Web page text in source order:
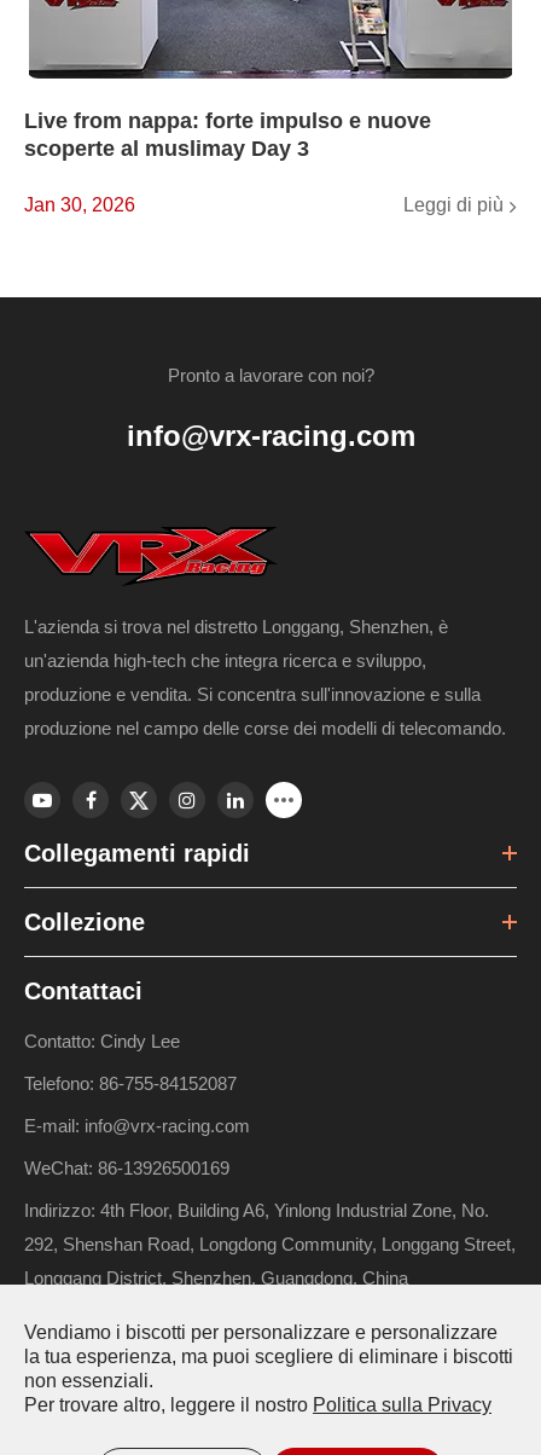
Live from nappa: forte impulso e nuove
scoperte al muslimay Day 3
Jan 30, 2026 Leggi di più
Pronto a lavorare con noi?
info@vrx-racing.com
L'azienda si trova nel distretto Longgang, Shenzhen, è
un'azienda high-tech che integra ricerca e sviluppo,
produzione e vendita. Si concentra sull'innovazione e sulla
produzione nel campo delle corse dei modelli di telecomando.
Collegamenti rapidi
Collezione
Contattaci
Contatto: Cindy Lee
Telefono: 86-755-84152087
E-mail: info@vrx-racing.com
WeChat: 86-13926500169
Indirizzo: 4th Floor, Building A6, Yinlong Industrial Zone, No.
292, Shenshan Road, Longdong Community, Longgang Street,
Longgang District, Shenzhen, Guangdong, China
Diritto d'autore ©
diritti riservati.
Mappa del sito Politica sulla Privacy
Vendiamo i biscotti per personalizzare e personalizzare
la tua esperienza, ma puoi scegliere di eliminare i biscotti
non essenziali.
Per trovare altro, leggere il nostro Politica sulla Privacy